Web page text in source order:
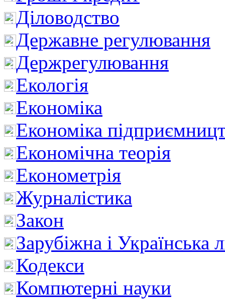
Діловодство
Державне регулювання
Держрегулювання
Екологія
Економіка
Економіка
Економічна теорія
Економетрія
Журналістика
Закон
Зарубіжна і Українська
Кодекси
Компютерні науки